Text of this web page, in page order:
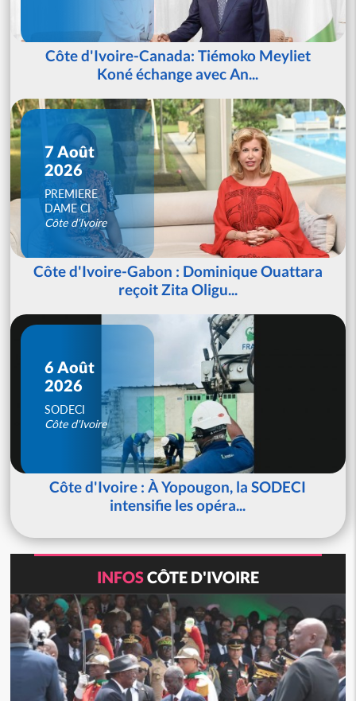
Côte d'Ivoire-Canada: Tiémoko Meyliet
Koné échange avec An...
7 Août
2026
PREMIERE
DAME CI
Côte d'Ivoire
Côte d'Ivoire-Gabon : Dominique Ouattara
reçoit Zita Oligu...
6 Août
2026
SODECI
Côte d'Ivoire
Côte d'Ivoire : À Yopougon, la SODECI
intensifie les opéra...
INFOSCÔTE D'IVOIRE